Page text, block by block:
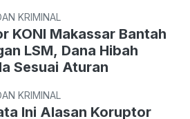
KRIMINAL
KONI Makassar Bantah
LSM, Dana Hibah
Sesuai Aturan
KRIMINAL
Ini Alasan Koruptor